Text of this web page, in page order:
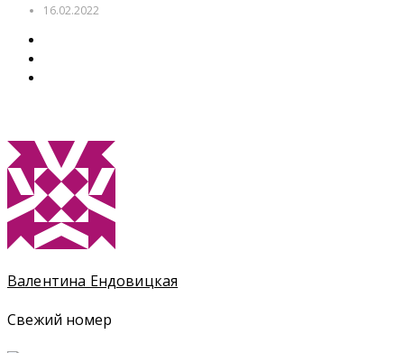
16.02.2022
Валентина Ендовицкая
Свежий номер